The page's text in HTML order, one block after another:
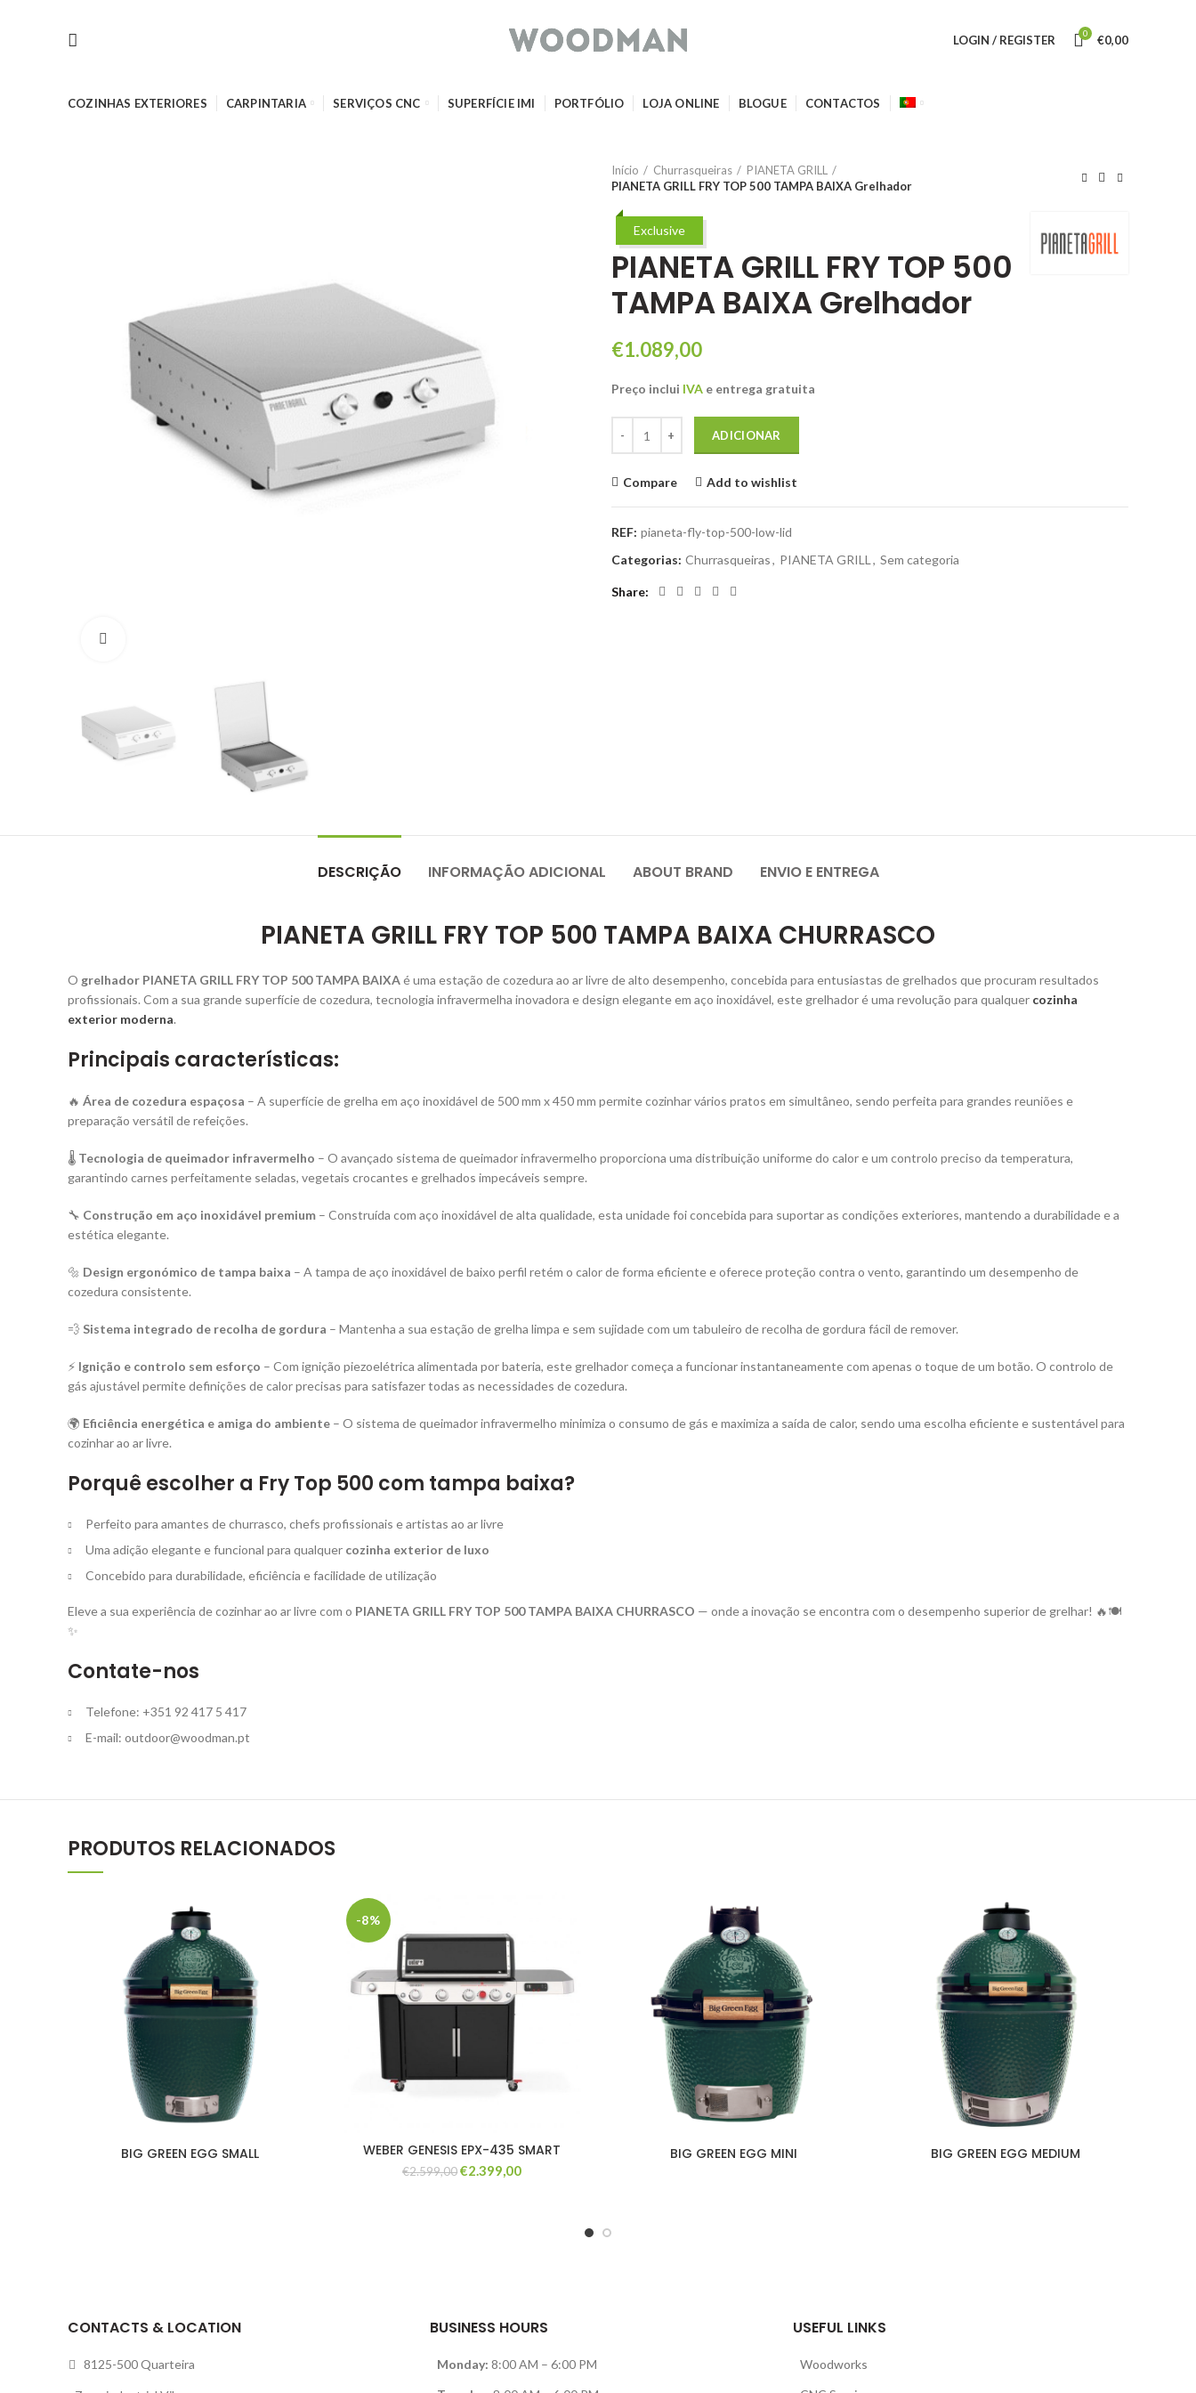
LOGIN / REGISTER 0 €0,00
COZINHAS EXTERIORES CARPINTARIA SERVIÇOS CNC SUPERFÍCIE IMI PORTFÓLIO LOJA ONLINE BLOGUE CONTACTOS
Início Churrasqueiras
PIANETA GRILL
PIANETA GRILL FRY TOP 500 TAMPA BAIXA Grelhador
Exclusive
PIANETA GRILL FRY TOP 500
TAMPA BAIXA Grelhador
€1.089,00
Preço inclui IVA e entrega gratuita
ADICIONAR
Compare Add to wishlist
REF: pianeta-fly-top-500-low-lid
Categorias: Churrasqueiras, PIANETA GRILL , Sem categoria
Share
DESCRIÇÃO INFORMAÇÃO ADICIONAL ABOUT BRAND ENVIO E ENTREGA
PIANETA GRILL FRY TOP 500 TAMPA BAIXA CHURRASCO
O grelhador PIANETA GRILL FRY TOP 500 TAMPA BAIXAé uma estação de cozedura ao ar livre de alto desempenho, concebida para entusiastas de grelhados que procuram resultados
profissionais. Com a sua grande superfície de cozedura, tecnologia infravermelha inovadora e design elegante em aço inoxidável, este grelhador é uma revolução para qualquer cozinha
exterior moderna.
Principais características:
🔥 Área de cozedura espaçosa – A superfície de grelha em aço inoxidável de 500 mm x 450 mm permite cozinhar vários pratos em simultâneo, sendo perfeita para grandes reuniões e
preparação versátil de refeições.
🌡 Tecnologia de queimador infravermelho – O avançado sistema de queimador infravermelho proporciona uma distribuição uniforme do calor e um controlo preciso da temperatura,
garantindo carnes perfeitamente seladas, vegetais crocantes e grelhados impecáveis ​​sempre.
🔧 Construção em aço inoxidável premium – Construída com aço inoxidável de alta qualidade, esta unidade foi concebida para suportar as condições exteriores, mantendo a durabilidade e a
estética elegante.
🔩 Design ergonómico de tampa baixa – A tampa de aço inoxidável de baixo perfil retém o calor de forma eficiente e oferece proteção contra o vento, garantindo um desempenho de
cozedura consistente.
💨 Sistema integrado de recolha de gordura – Mantenha a sua estação de grelha limpa e sem sujidade com um tabuleiro de recolha de gordura fácil de remover.
⚡ Ignição e controlo sem esforço – Com ignição piezoelétrica alimentada por bateria, este grelhador começa a funcionar instantaneamente com apenas o toque de um botão. O controlo de
gás ajustável permite definições de calor precisas para satisfazer todas as necessidades de cozedura.
🌍 Eficiência energética e amiga do ambiente – O sistema de queimador infravermelho minimiza o consumo de gás e maximiza a saída de calor, sendo uma escolha eficiente e sustentável para
cozinhar ao ar livre.
Porquê escolher a Fry Top 500 com tampa baixa?
Perfeito para amantes de churrasco, chefs profissionais e artistas ao ar livre
Uma adição elegante e funcional para qualquer cozinha exterior de luxo
Concebido para durabilidade, eficiência e facilidade de utilização
Eleve a sua experiência de cozinhar ao ar livre com o PIANETA GRILL FRY TOP 500 TAMPA BAIXA CHURRASCO — onde a inovação se encontra com o desempenho superior de grelhar! 🔥🍽
✨
Contate-nos
Telefone: +351 92 417 5 417
E-mail: outdoor@woodman.pt
PRODUTOS RELACIONADOS
BIG GREEN EGG SMALL
-8%
WEBER GENESIS EPX-435 SMART
€2.599,00O
€2.399,00O
€2.399,00.
BIG GREEN EGG MINI BIG GREEN EGG MEDIUM
CONTACTS & LOCATION
8125-500 Quarteira
BUSINESS HOURS
Monday: 8:00 AM – 6:00 PM
USEFUL LINKS
Woodworks